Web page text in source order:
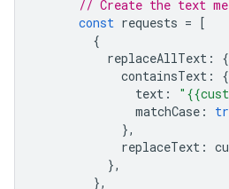
// Create the text
const requests =
[
{
replaceAllText :
{
containsText :
{
text :
matchCase :
},
replaceText :
},
},